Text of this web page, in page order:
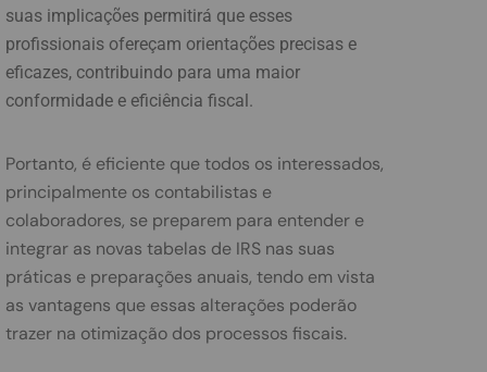
suas implicações permitirá que esses
profissionais ofereçam orientações precisas e
eficazes, contribuindo para uma maior
conformidade e eficiência fiscal.
Portanto, é eficiente que todos os interessados,
principalmente os contabilistas e
colaboradores, se preparem para entender e
integrar as novas tabelas de IRS nas suas
práticas e preparações anuais, tendo em vista
as vantagens que essas alterações poderão
trazer na otimização dos processos fiscais.